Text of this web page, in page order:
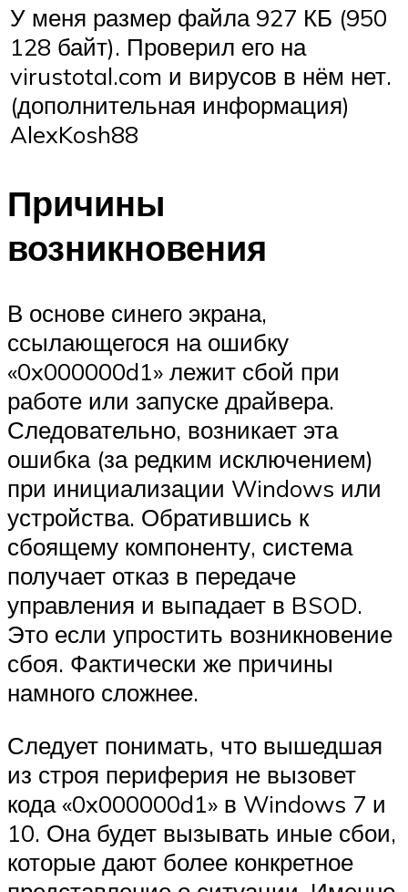
У меня размер файла 927 КБ (950
128 байт). Проверил его на
virustotal.com и вирусов в нём нет.
(дополнительная информация)
AlexKosh88
Причины
возникновения
В основе синего экрана,
ссылающегося на ошибку
«0x000000d1» лежит сбой при
работе или запуске драйвера.
Следовательно, возникает эта
ошибка (за редким исключением)
при инициализации Windows или
устройства. Обратившись к
сбоящему компоненту, система
получает отказ в передаче
управления и выпадает в BSOD.
Это если упростить возникновение
сбоя. Фактически же причины
намного сложнее.
Следует понимать, что вышедшая
из строя периферия не вызовет
кода «0x000000d1» в Windows 7 и
10. Она будет вызывать иные сбои,
которые дают более конкретное